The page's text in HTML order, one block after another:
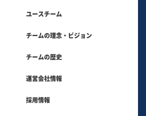
ユースチーム
チームの理念・ビジョン
チームの歴史
運営会社情報
採用情報